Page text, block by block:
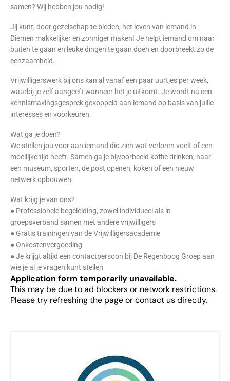
samen? Wij hebben jou nodig!
Jij kunt, door gezelschap te bieden, het leven van iemand in
Diemen makkelijker en zonniger maken! Je helpt iemand om naar
buiten te gaan en leuke dingen te gaan doen en doorbreekt zo de
eenzaamheid.
Vrijwilligerswerk bij ons kan al vanaf een paar uurtjes per week,
waarbij je zelf aangeeft wanneer het je uitkomt. Je wordt na een
kennismakingsgesprek gekoppeld aan iemand op basis van jullie
interesses en voorkeuren.
Wat ga je doen?
We stellen jou voor aan iemand die zich wat verloren voelt of een
moeilijke tijd heeft. Samen ga je bijvoorbeeld koffie drinken, naar
een museum, sporten, de post openen, koken of een nieuw
netwerk opbouwen.
Wat krijg je van ons?
● Professionele begeleiding, zowel individueel als in
groepsverband samen met andere vrijwilligers
● Gratis trainingen van de Vrijwilligersacademie
● Onkostenvergoeding
● Je krijgt altijd een contactpersoon bij De Regenboog Groep aan
wie je al je vragen kunt stellen
Application form temporarily unavailable.
This may be due to ad blockers or network restrictions.
Please try refreshing the page or contact us directly.